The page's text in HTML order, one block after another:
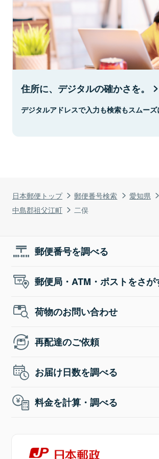
日本郵便トップ 郵便番号検索
愛知県
中島郡祖父江町
二俣
住所に、デジタルの確かさを。
デジタルアドレスで入力も検索もスムーズ
郵便番号を調べる
郵便局・ATM・ポストをさが
荷物のお問い合わせ
再配達のご依頼
お届け日数を調べる
料金を計算・調べる